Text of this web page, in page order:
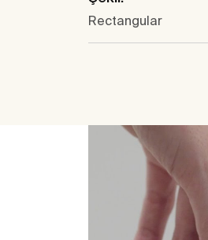
Rectangular